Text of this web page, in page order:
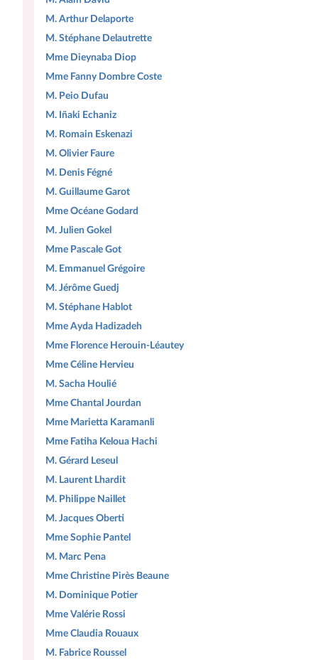
M. Arthur Delaporte
M. Stéphane Delautrette
Mme Dieynaba Diop
Mme Fanny Dombre Coste
M. Peio Dufau
M. Iñaki Echaniz
M. Romain Eskenazi
M. Olivier Faure
M. Denis Fégné
M. Guillaume Garot
Mme Océane Godard
M. Julien Gokel
Mme Pascale Got
M. Emmanuel Grégoire
M. Jérôme Guedj
M. Stéphane Hablot
Mme Ayda Hadizadeh
Mme Florence Herouin-Léautey
Mme Céline Hervieu
M. Sacha Houlié
Mme Chantal Jourdan
Mme Marietta Karamanli
Mme Fatiha Keloua Hachi
M. Gérard Leseul
M. Laurent Lhardit
M. Philippe Naillet
M. Jacques Oberti
Mme Sophie Pantel
M. Marc Pena
Mme Christine Pirès Beaune
M. Dominique Potier
Mme Valérie Rossi
Mme Claudia Rouaux
M. Fabrice Roussel